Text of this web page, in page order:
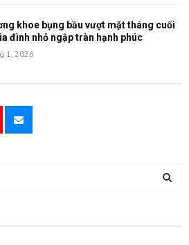
khoe bụng bầu vượt mặt tháng cuối
đình nhỏ ngập tràn hạnh phúc
1, 2026